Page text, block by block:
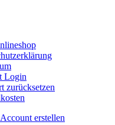
Login
zurücksetzen
erstellen